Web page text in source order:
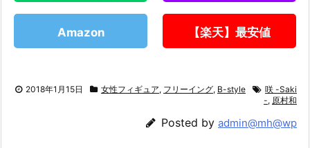
Amazon 【楽天】最安値
2018年1月15日 女性フィギュア, フリーイング, B-style
咲 -Saki
-, 原村和
Posted by admin@mh@wp